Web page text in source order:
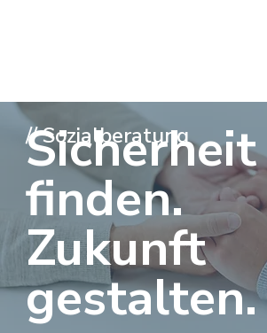
//Sozialberatung
Sicherheit
finden.
Zukunft
gestalten.